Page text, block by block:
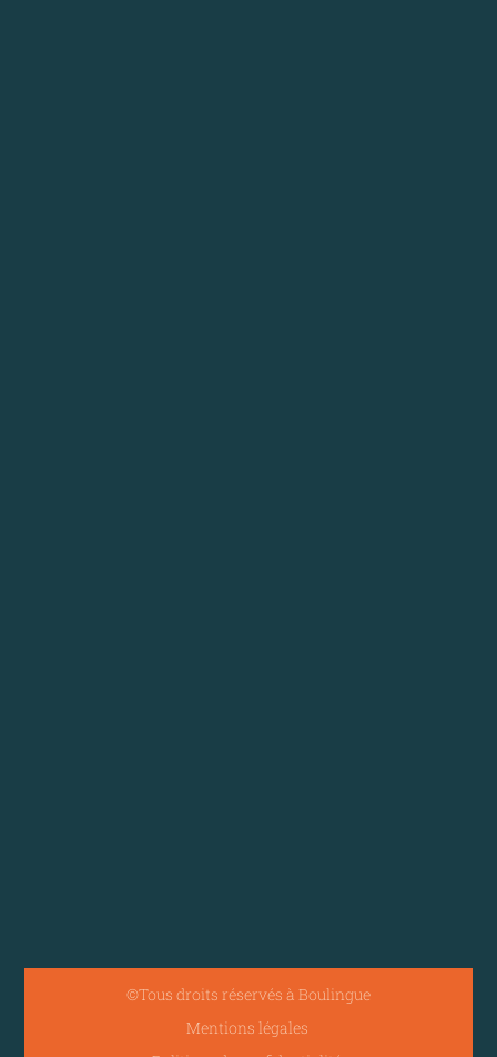
©Tous droits réservés à Boulingue
Mentions légales